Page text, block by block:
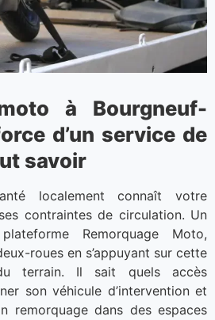
à Bourgneuf-
d’un service de
savoir
localement connaît votre
contraintes de circulation. Un
Remorquage Moto,
roues en s’appuyant sur cette
terrain. Il sait quels accès
son véhicule d’intervention et
remorquage dans des espaces